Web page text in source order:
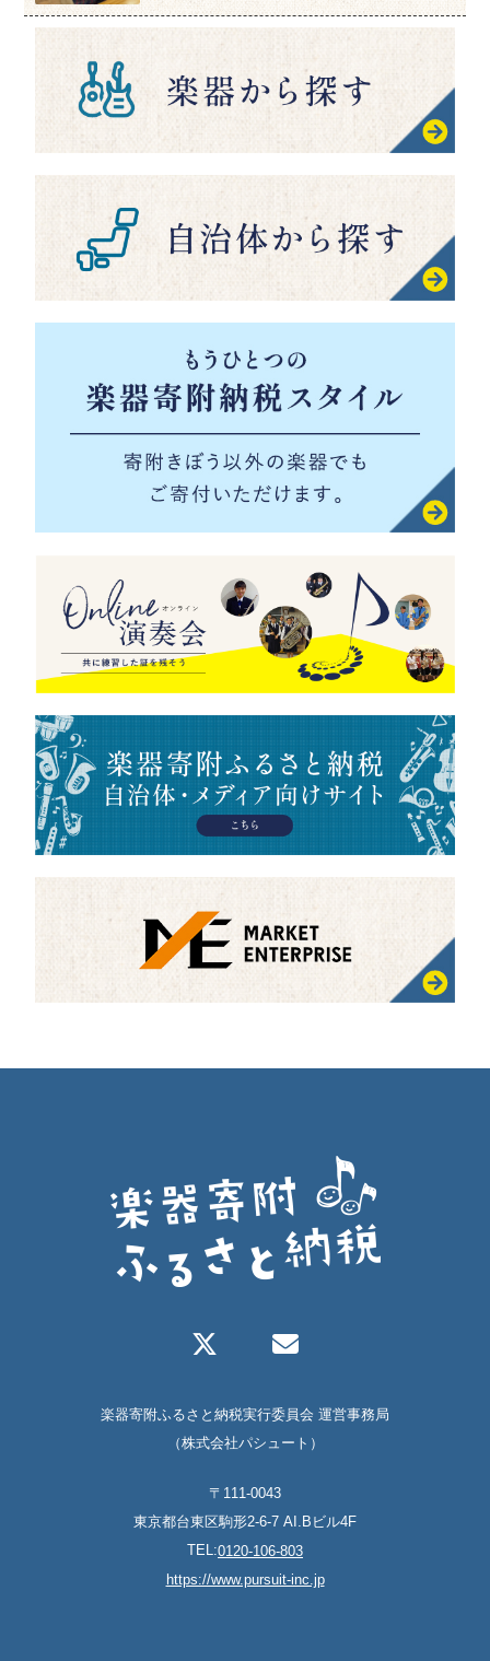
楽器寄附ふるさと納税実行委員会 運営事務局
（株式会社パシュート）
〒111-0043
東京都台東区駒形2-6-7 AI.Bビル4F
TEL:0120-106-803
https://www.pursuit-inc.jp